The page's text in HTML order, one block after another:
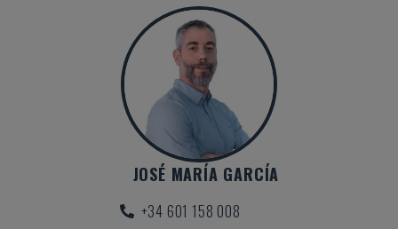
JOSÉ MARÍA GARCÍA
+34 601 158 008